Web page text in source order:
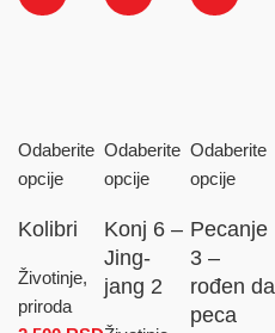
Odaberite
opcije
Kolibri
Životinje,
priroda
Odaberite
opcije
Konj 6 –
Jing-
jang 2
Odaberite
opcije
Pecanje
3 –
rođen da
peca